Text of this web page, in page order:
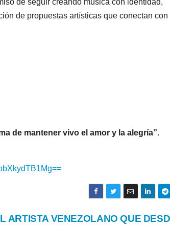
de propuestas artísticas que conectan con
Records
de mantener vivo el amor y la alegría”.
ARTISTA VENEZOLANO QUE